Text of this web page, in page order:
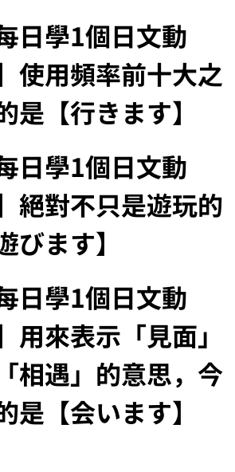
每日學1個日文動
使用頻率前十大之
是【行きます】
每日學1個日文動
絕對不只是遊玩的
びます】
每日學1個日文動
用來表示「見面」
相遇」的意思，今
是【会います】